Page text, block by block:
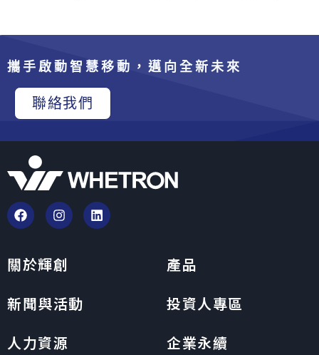
攜手啟動智慧移動，邁向全新未來
聯絡我們
關於輝創
產品
新聞與活動
投資人專區
人力資源
企業永續